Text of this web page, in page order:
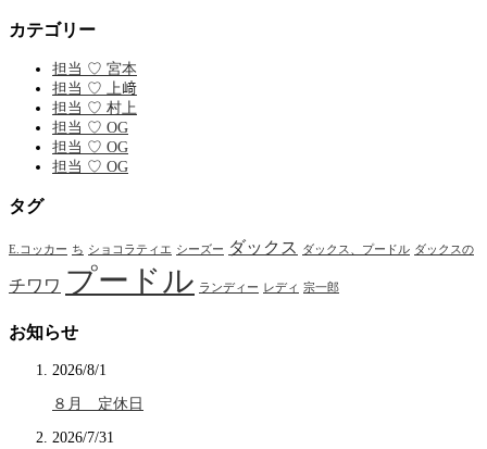
カテゴリー
担当 ♡ 宮本
担当 ♡ 上﨑
担当 ♡ 村上
担当 ♡ OG
担当 ♡ OG
担当 ♡ OG
タグ
E.コッカー ち ショコラティエ シーズー ダックス ダックス、プードル ダックスの
チワワ プードル ランディー レディ 宗一郎
お知らせ
2026/8/1
８月 定休日
2026/7/31